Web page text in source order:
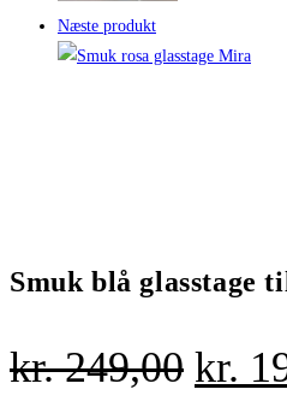
Næste produkt
Smuk blå glasstage
kr.249,00 Den
kr.